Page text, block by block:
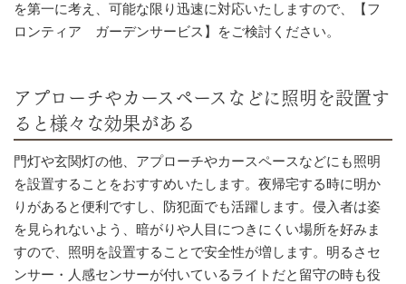
を第一に考え、可能な限り迅速に対応いたしますので、【フ
ロンティア ガーデンサービス】をご検討ください。
アプローチやカースペースなどに照明を設置す
ると様々な効果がある
門灯や玄関灯の他、アプローチやカースペースなどにも照明
を設置することをおすすめいたします。夜帰宅する時に明か
りがあると便利ですし、防犯面でも活躍します。侵入者は姿
を見られないよう、暗がりや人目につきにくい場所を好みま
すので、照明を設置することで安全性が増します。明るさセ
ンサー・人感センサーが付いているライトだと留守の時も役